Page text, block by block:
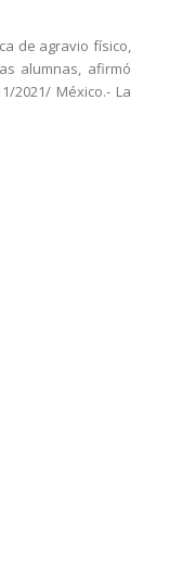
de agravio físico,
alumnas, afirmó
2021/ México.- La